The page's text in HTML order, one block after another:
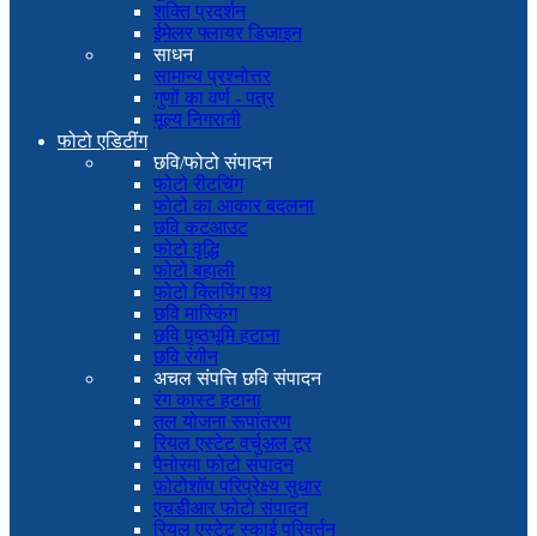
शक्ति प्रदर्शन
ईमेलर फ्लायर डिजाइन
साधन
सामान्य प्रश्नोत्तर
गुणों का वर्ण - पत्र
मूल्य निगरानी
फोटो एडिटींग
छवि/फोटो संपादन
फोटो रीटचिंग
फोटो का आकार बदलना
छवि कटआउट
फोटो वृद्धि
फोटो बहाली
फोटो क्लिपिंग पथ
छवि मास्किंग
छवि पृष्ठभूमि हटाना
छवि रंगीन
अचल संपत्ति छवि संपादन
रंग कास्ट हटाना
तल योजना रूपांतरण
रियल एस्टेट वर्चुअल टूर
पैनोरमा फोटो संपादन
फ़ोटोशॉप परिप्रेक्ष्य सुधार
एचडीआर फोटो संपादन
रियल एस्टेट स्काई परिवर्तन